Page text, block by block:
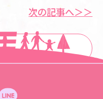
る
次の記事へ＞＞